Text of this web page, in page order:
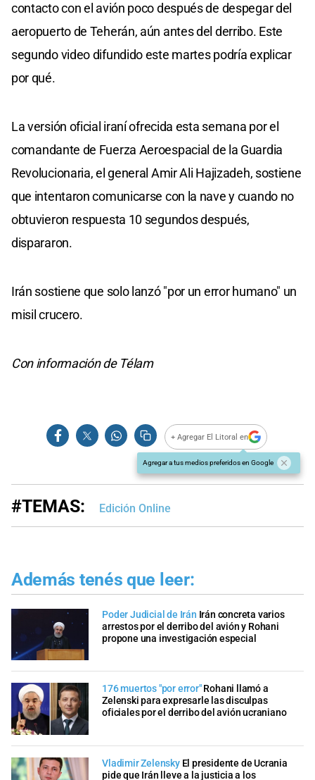
contacto con el avión poco después de despegar del
aeropuerto de Teherán, aún antes del derribo. Este
segundo video difundido este martes podría explicar
por qué.
La versión oficial iraní ofrecida esta semana por el
comandante de Fuerza Aeroespacial de la Guardia
Revolucionaria, el general Amir Ali Hajizadeh, sostiene
que intentaron comunicarse con la nave y cuando no
obtuvieron respuesta 10 segundos después,
dispararon.
Irán sostiene que solo lanzó "por un error humano" un
misil crucero.
Con información de Télam
+ Agregar El Litoral en
Agregar a tus medios preferidos en Google
#TEMAS: Edición Online
Además tenés que leer:
Poder Judicial de Irán Irán concreta varios
arrestos por el derribo del avión y Rohani
propone una investigación especial
176 muertos "por error" Rohani llamó a
Zelenski para expresarle las disculpas
oficiales por el derribo del avión ucraniano
Vladimir Zelensky El presidente de Ucrania
pide que Irán lleve a la justicia a los